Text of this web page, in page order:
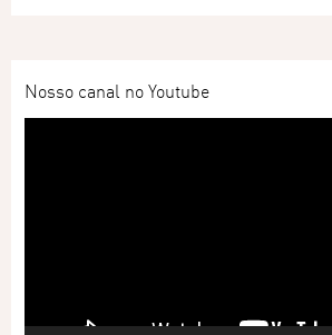
Nosso canal no Youtube
Tocador